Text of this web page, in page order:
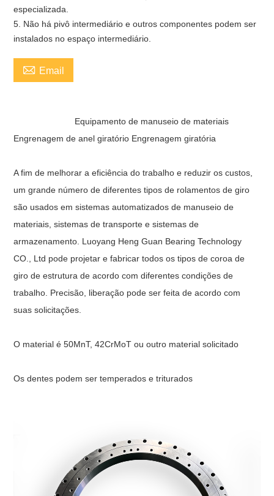
especializada.
5. Não há pivô intermediário e outros componentes podem ser
instalados no espaço intermediário.
 Email
Equipamento de manuseio de materiais
Engrenagem de anel giratório Engrenagem giratória
A fim de melhorar a eficiência do trabalho e reduzir os custos,
um grande número de diferentes tipos de rolamentos de giro
são usados ​​em sistemas automatizados de manuseio de
materiais, sistemas de transporte e sistemas de
armazenamento. Luoyang Heng Guan Bearing Technology
CO., Ltd pode projetar e fabricar todos os tipos de coroa de
giro de estrutura de acordo com diferentes condições de
trabalho. Precisão, liberação pode ser feita de acordo com
suas solicitações.
O material é 50MnT, 42CrMoT ou outro material solicitado
Os dentes podem ser temperados e triturados